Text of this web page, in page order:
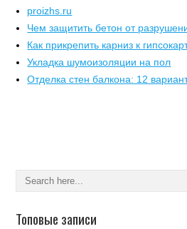
proizhs.ru
Чем защитить бетон от
Как прикрепить карниз к
Укладка шумоизоляции на пол
Отделка стен балкона: 12
Топовые записи